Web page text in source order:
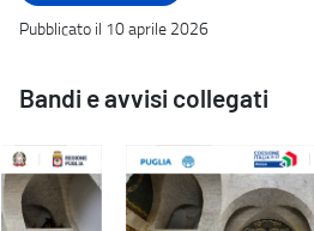
Pubblicato il 10 aprile 2026
Bandi e avvisi collegati